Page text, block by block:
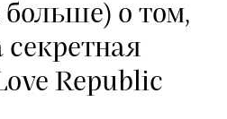
о том,
Republic